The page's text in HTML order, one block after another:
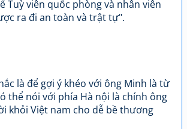
Tuỳ viên quốc phòng và nhân viên
ra đi an toàn và trật tự".
là để gợi ý khéo với ông Minh là từ
thể nói với phía Hà nội là chính ông
khỏi Việt nam cho dễ bề thương